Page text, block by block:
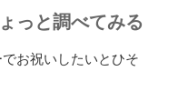
っと調べてみる
お祝いしたいとひそ